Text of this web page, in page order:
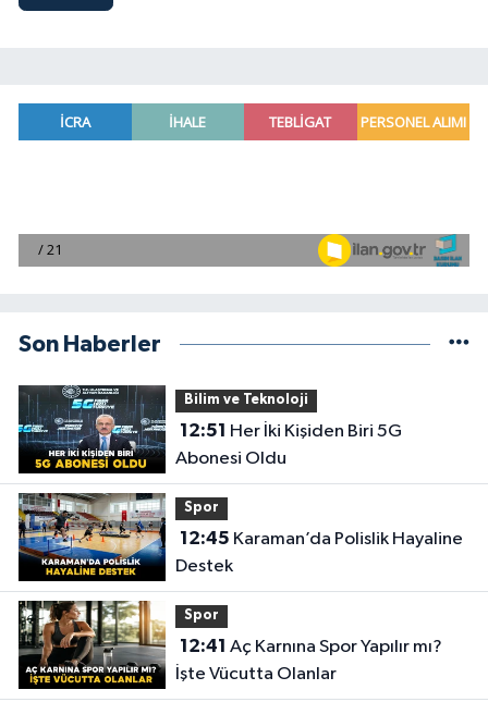
Son Haberler
Bilim ve Teknoloji
12:51
Abonesi Oldu
Spor
12:45
Destek
Spor
12:41
İşte Vücutta Olanlar